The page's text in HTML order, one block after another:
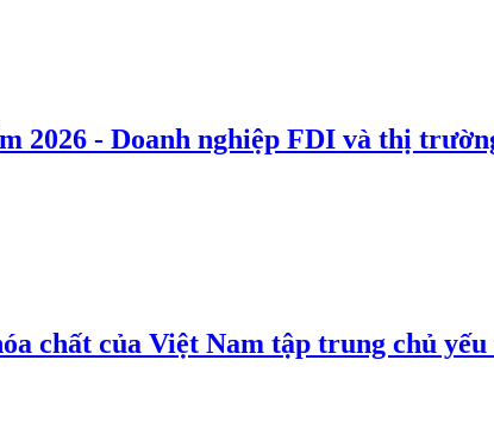
2026 - Doanh nghiệp FDI và thị
chất của Việt Nam tập trung chủ